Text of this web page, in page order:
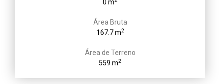
0 m
Área Bruta
167.7 m2
Área de Terreno
559 m2